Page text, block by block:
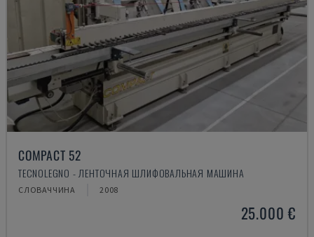
COMPACT 52
TECNOLEGNO - ЛЕНТОЧНАЯ ШЛИФОВАЛЬНАЯ МАШИНА
СЛОВАЧЧИНА 2008
25.000 €